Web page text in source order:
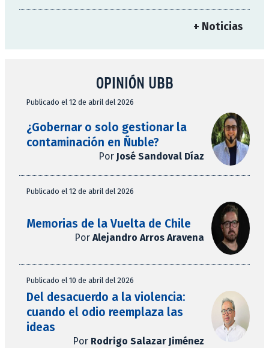
+ Noticias
OPINIÓN UBB
Publicado el 12 de abril del 2026
¿Gobernar o solo gestionar la
contaminación en Ñuble?
Por José Sandoval Díaz
Publicado el 12 de abril del 2026
Memorias de la Vuelta de Chile
Por Alejandro Arros Aravena
Publicado el 10 de abril del 2026
Del desacuerdo a la violencia:
cuando el odio reemplaza las
ideas
Por Rodrigo Salazar Jiménez